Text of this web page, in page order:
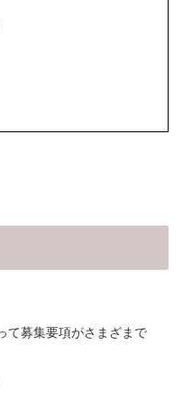
て募集要項がさまざまで